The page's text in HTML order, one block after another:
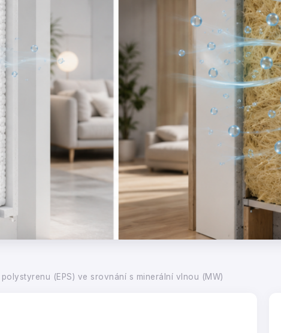
(EPS) ve srovnání s minerální vlnou (MW)